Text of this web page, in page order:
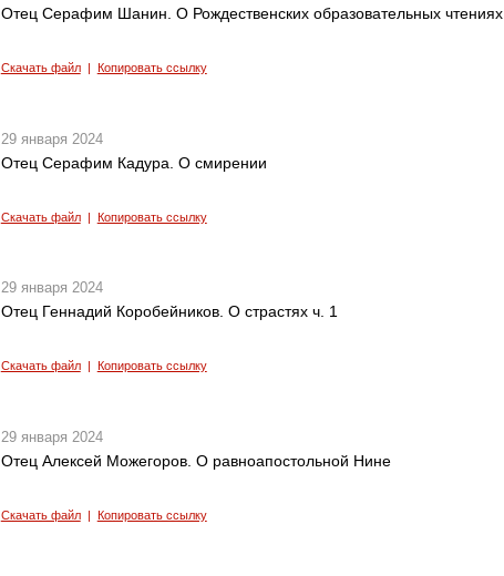
Отец Серафим Шанин. О Рождественских образовательных чтениях
Скачать файл| Копировать ссылку
29 января 2024
Отец Серафим Кадура. О смирении
Скачать файл| Копировать ссылку
29 января 2024
Отец Геннадий Коробейников. О страстях ч. 1
Скачать файл| Копировать ссылку
29 января 2024
Отец Алексей Можегоров. О равноапостольной Нине
Скачать файл| Копировать ссылку